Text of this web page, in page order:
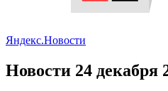
Яндекс.Новости
Новости 24 декабря